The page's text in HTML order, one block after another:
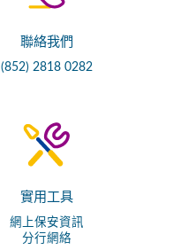
聯絡我們
(852) 2818 0282
實用工具
網上保安資訊
分行網絡